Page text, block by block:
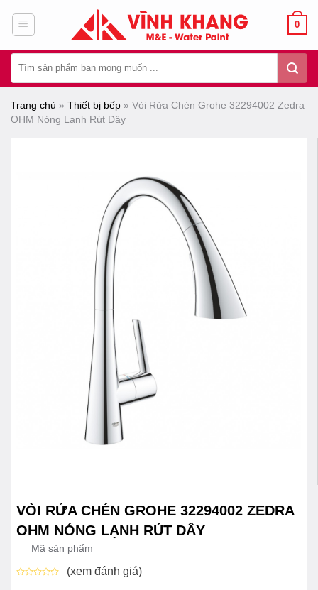
dung
0
kiếm:
Trang chủ » Thiết bị bếp » Vòi Rửa Chén Grohe 32294002 Zedra
OHM Nóng Lạnh Rút Dây
VÒI RỬA CHÉN GROHE 32294002 ZEDRA
OHM NÓNG LẠNH RÚT DÂY
Mã sản phẩm
(xem đánh giá)